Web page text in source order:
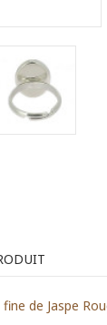
de Jaspe